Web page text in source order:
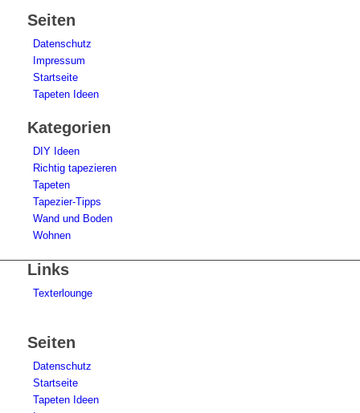
Seiten
Datenschutz
Impressum
Startseite
Tapeten Ideen
Kategorien
DIY Ideen
Richtig tapezieren
Tapeten
Tapezier-Tipps
Wand und Boden
Wohnen
Links
Texterlounge
Seiten
Datenschutz
Startseite
Tapeten Ideen